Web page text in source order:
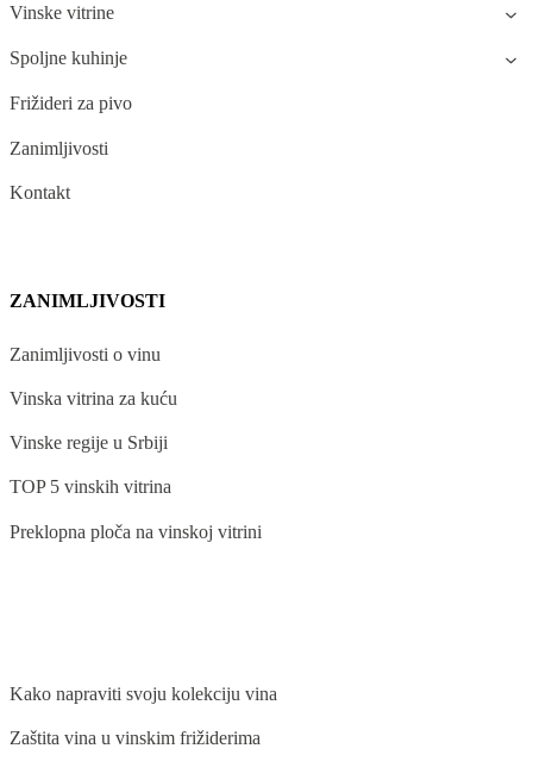
Vinske vitrine
Spoljne kuhinje
Frižideri za pivo
Zanimljivosti
Kontakt
ZANIMLJIVOSTI
Zanimljivosti o vinu
Vinska vitrina za kuću
Vinske regije u Srbiji
TOP 5 vinskih vitrina
Preklopna ploča na vinskoj vitrini
Kako napraviti svoju kolekciju vina
Zaštita vina u vinskim frižiderima